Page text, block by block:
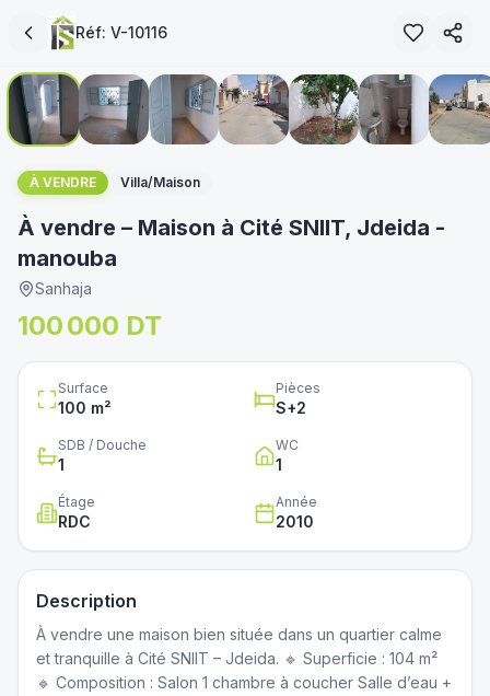
Réf:V-10116 1/8
immoservice.tn
À VENDRE Villa/Maison
À vendre – Maison à Cité SNIIT, Jdeida -
manouba
Sanhaja
100 000 DT
Surface
100 m²
Pièces
S+2
SDB / Douche
1
WC
1
Étage
RDC
Année
2010
Description
À vendre une maison bien située dans un quartier calme
et tranquille à Cité SNIIT – Jdeida. 🔹 Superficie : 104 m²
🔹 Composition : Salon 1 chambre à coucher Salle d’eau +